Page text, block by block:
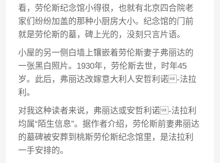
看，劳伦斯纪念馆小得很，也就有北京四合院老
家们纷纷加盖的那种小厨房大小。纪念馆的门前
就是劳伦斯的墓，碑上光的，没刻只言片语。
小屋的另一侧白墙上镶嵌着劳伦斯妻子弗丽达的
一张黑白照片。1930年，劳伦斯去世，时年45
岁。此后，弗丽达改嫁意大利人安哲利诺-法拉
利。
对我这种读者来说，弗丽达或安哲利诺-法拉利
均属“陌生信息”。据作者介绍，劳伦斯前妻弗丽达
的墓碑被安葬到桃斯劳伦斯纪念馆里，是法拉利
一手安排的。